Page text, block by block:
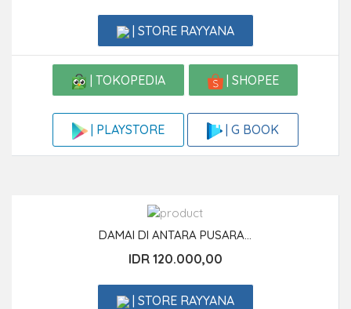
| STORE RAYYANA
| TOKOPEDIA | SHOPEE
| PLAYSTORE | G BOOK
DAMAI DI ANTARA PUSARA...
IDR 120.000,00
| STORE RAYYANA